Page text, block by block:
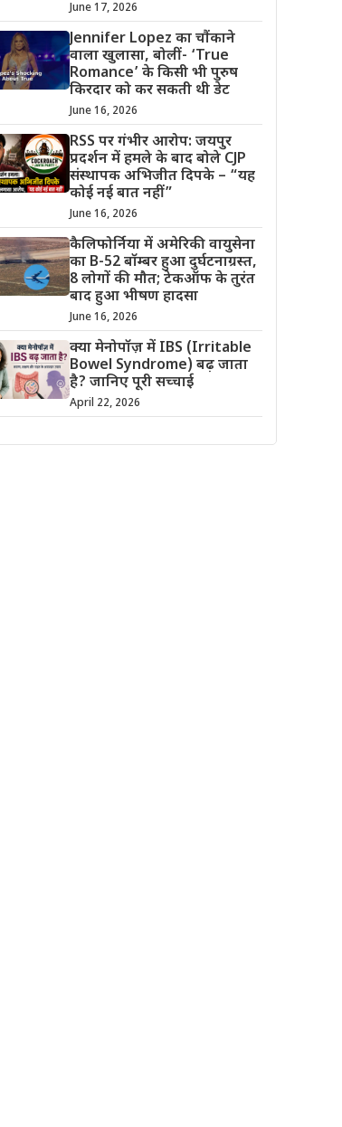
June 17, 2026
Jennifer Lopez का चौंकाने
वाला खुलासा, बोलीं- ‘True
Romance’ के किसी भी पुरुष
किरदार को कर सकती थी डेट
June 16, 2026
RSS पर गंभीर आरोप: जयपुर
प्रदर्शन में हमले के बाद बोले CJP
संस्थापक अभिजीत दिपके – “यह
कोई नई बात नहीं”
June 16, 2026
कैलिफोर्निया में अमेरिकी वायुसेना
का B-52 बॉम्बर हुआ दुर्घटनाग्रस्त,
8 लोगों की मौत; टेकऑफ के तुरंत
बाद हुआ भीषण हादसा
June 16, 2026
क्या मेनोपॉज़ में IBS (Irritable
Bowel Syndrome) बढ़ जाता
है? जानिए पूरी सच्चाई
April 22, 2026